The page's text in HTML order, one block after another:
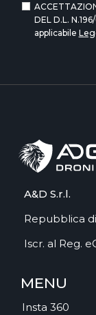
DEL D.L.
applicabile
A&D S.r.l.
Repubblica
Iscr. al Reg.
MENU
Insta 360